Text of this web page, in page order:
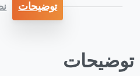
توضیحات
توضیحات